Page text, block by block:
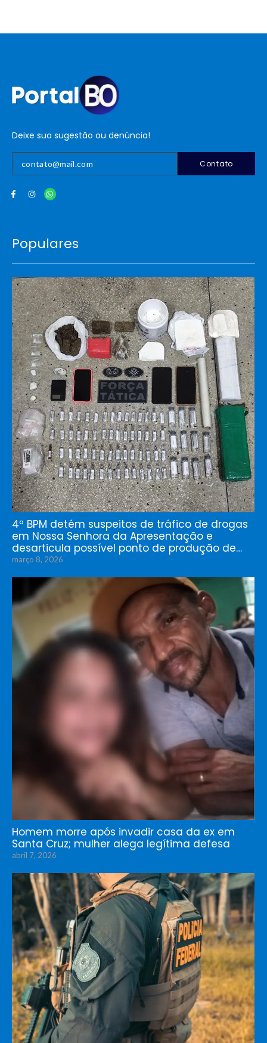
Deixe sua sugestão ou denúncia!
Contato
Populares
4º BPM detém suspeitos de tráfico de drogas
em Nossa Senhora da Apresentação e
desarticula possível ponto de produção de…
março 8, 2026
Homem morre após invadir casa da ex em
Santa Cruz; mulher alega legítima defesa
abril 7, 2026